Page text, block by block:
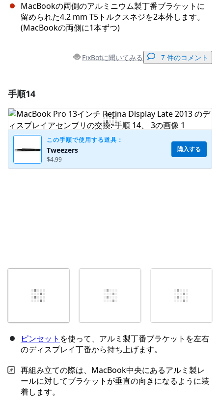
MacBookの両側のアルミニウム製丁番ブラケットに
留められた4.2 mm T5トルクスネジを2本外します。
(MacBookの両側に1本ずつ)
FixBotに聞いてみる 7 件のコメント
コメントを追加
手順14
この手順で使用する道具：
Tweezers
$4.99
購入する
ピンセット を使って、アルミ製丁番ブラケットを左右
のディスプレイ丁番から持ち上げます。
再組み立ての際は、MacBook中央にあるアルミ製レ
ールに対してブラケットが垂直の向きになるように装
着します。